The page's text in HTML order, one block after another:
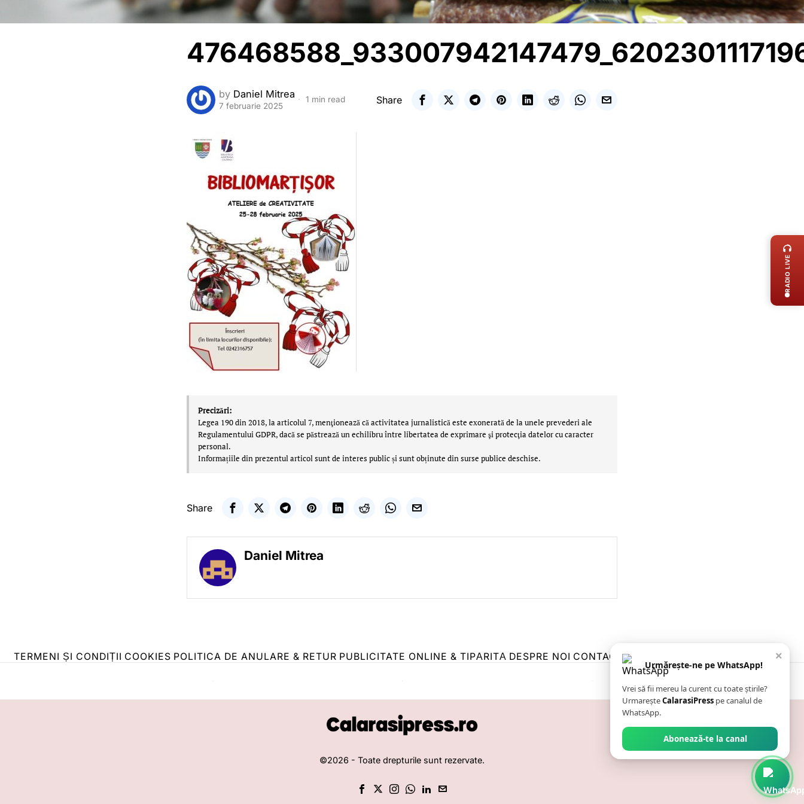
by Daniel Mitrea
7 februarie 2025
1 min read Share
Precizări:
Legea 190 din 2018, la articolul 7, menţionează că activitatea jurnalistică este exonerată de la unele prevederi ale
Regulamentului GDPR, dacă se păstrează un echilibru între libertatea de exprimare şi protecţia datelor cu caracter
personal.
Informațiile din prezentul articol sunt de interes public și sunt obținute din surse publice deschise.
Share
Daniel Mitrea
TERMENI ȘI CONDIȚII COOKIES POLITICA DE ANULARE & RETUR PUBLICITATE ONLINE & TIPĂRITĂ DESPRE NOI CONTACT ZIARUL ANUNȚUL CĂLĂRĂȘEAN
©2026 - Toate drepturile sunt rezervate.
×
Urmărește-ne pe WhatsApp!
Vrei să fii mereu la curent cu toate știrile?
UrmareșteCalarasiPress pe canalul de
WhatsApp.
Abonează-te la canal
RADIO LIVE